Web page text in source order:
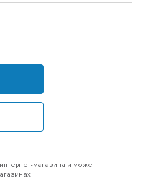
магазина и может